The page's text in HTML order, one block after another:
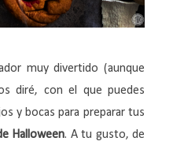
muy divertido (aunque
diré, con el que puedes
y bocas para preparar tus
Halloween. A tu gusto, de